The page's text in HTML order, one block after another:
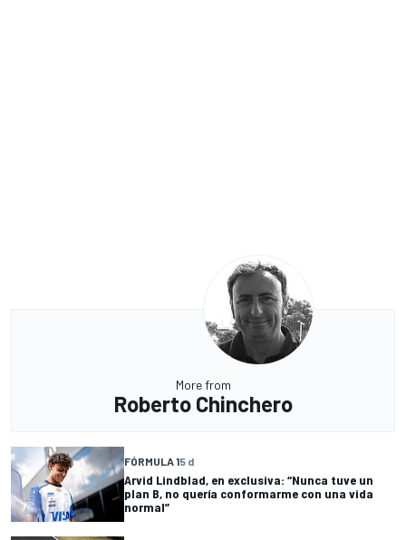
More from
Roberto Chinchero
FÓRMULA 15 d
Arvid Lindblad, en exclusiva: “Nunca tuve un
plan B, no quería conformarme con una vida
normal”